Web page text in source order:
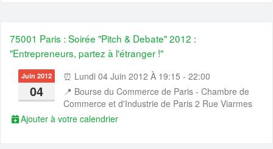
75001 Paris : Soirée "Pitch & Debate" 2012 :
"Entrepreneurs, partez à l'étranger !"
Juin 2012
04
⏰ Lundi 04 Juin 2012 À 19:15 - 22:00
📍 Bourse du Commerce de Paris - Chambre de
Commerce et d'Industrie de Paris 2 Rue Viarmes
Ajouter à votre calendrier